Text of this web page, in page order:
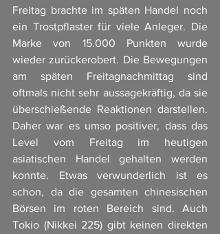
Freitag brachte im späten Handel noch
ein Trostpflaster für viele Anleger. Die
Marke von 15.000 Punkten wurde
wieder zurückerobert. Die Bewegungen
am späten Freitagnachmittag sind
oftmals nicht sehr aussagekräftig, da sie
überschießende Reaktionen darstellen.
Daher war es umso positiver, dass das
Level vom Freitag im heutigen
asiatischen Handel gehalten werden
konnte. Etwas verwunderlich ist es
schon, da die gesamten chinesischen
Börsen im roten Bereich sind. Auch
Tokio (Nikkei 225) gibt keinen direkten